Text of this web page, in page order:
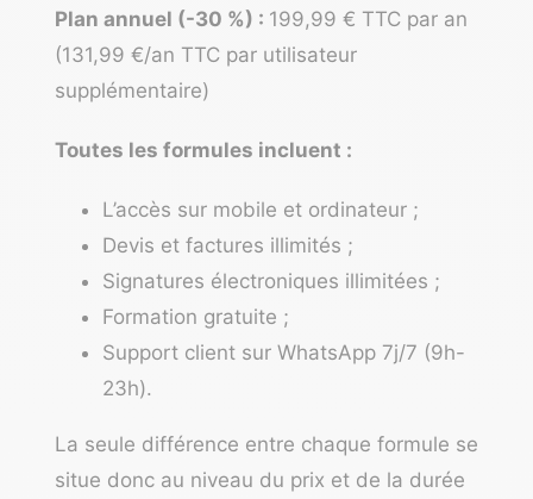
Plan annuel (-30 %) : 199,99 € TTC par an
(131,99 €/an TTC par utilisateur
supplémentaire)
Toutes les formules incluent :
L’accès sur mobile et ordinateur ;
Devis et factures illimités ;
Signatures électroniques illimitées ;
Formation gratuite ;
Support client sur WhatsApp 7j/7 (9h-
23h).
La seule différence entre chaque formule se
situe donc au niveau du prix et de la durée